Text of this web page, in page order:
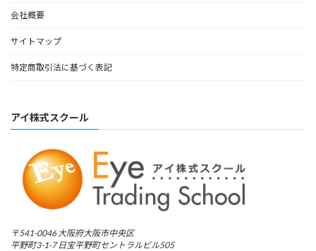
会社概要
サイトマップ
特定商取引法に基づく表記
アイ株式スクール
〒541-0046 大阪府大阪市中央区
平野町3-1-7 日宝平野町セントラルビル505